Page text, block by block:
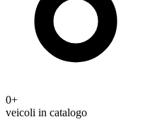
0+
veicoli in catalogo